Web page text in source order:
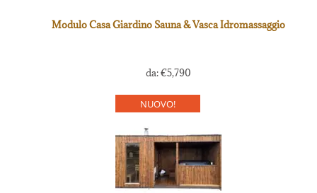
Modulo Casa Giardino Sauna & Vasca Idromassaggio
da:€5,790
NUOVO!